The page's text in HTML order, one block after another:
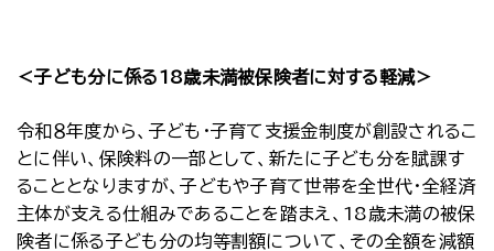
＜子ども分に係る18歳未満被保険者に対する軽減＞
令和８年度から、子ども・子育て支援金制度が創設されるこ
とに伴い、保険料の一部として、新たに子ども分を賦課す
ることとなりますが、子どもや子育て世帯を全世代・全経済
主体が支える仕組みであることを踏まえ、18歳未満の被保
険者に係る子ども分の均等割額について、その全額を減額